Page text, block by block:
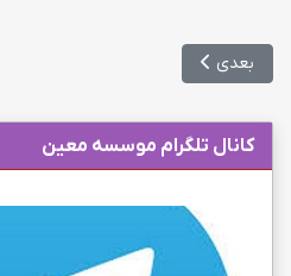
مطلب بعدی: اغاز ثبت نام برای جذب
بعدی
کانال تلگرام موسسه معین